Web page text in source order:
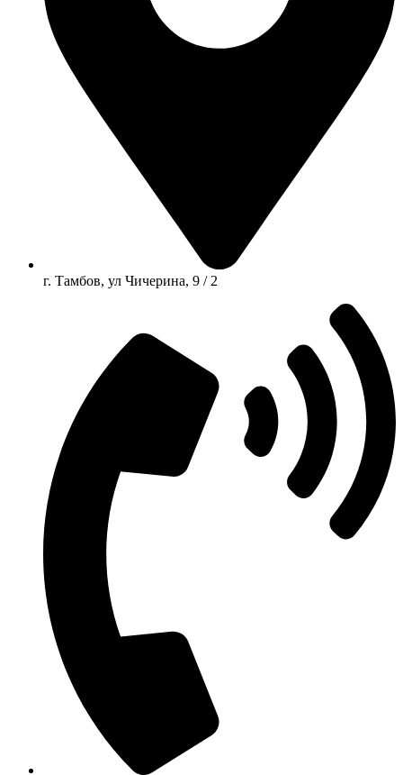
г. Тамбов, ул Чичерина, 9 / 2